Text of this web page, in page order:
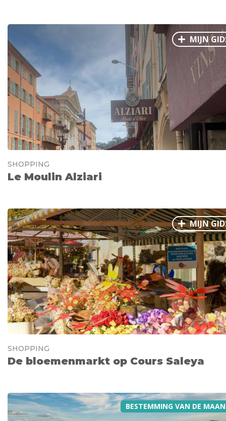
MIJN
SHOPPING
Le Moulin Alziari
MIJN
SHOPPING
De bloemenmarkt op Cours Saleya
BESTEMMING VAN DE